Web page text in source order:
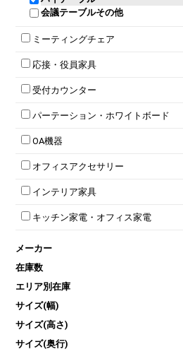
会議テーブルその他
ミーティングチェア
キャスター付きミーティングチェア
スタッキングミーティングチェア
テーブル付きミーティングチェア
折りたたみミーティングチェア
ハイチェア
ミーティングチェアその他
応接・役員家具
応接セット
応接ソファ
応接チェア
応接・役員家具その他
受付カウンター
ハイカウンター
ローカウンター
ラウンジカウンター
パーテーション・ホワイトボード
パーテーション
自立タイプパーテーション
パーテーションその他
壁掛けホワイトボード
ホワイトボードその他
OA機器
電話機（ビジネスフォン）
シュレッダー
スクリーン
その他OA機器
オフィスアクセサリー
チェア用台車
演台・講演台・演説台
防音パネル
コートハンガー・ポールハンガー
傘立て
食器棚・キッチンキャビネット
カタログスタンド
オフィスアクセサリーその他
インテリア家具
モールドチェア
ダイニングチェア
カウンターテーブル
センターテーブル・サイドテーブル
ベンチ・スツール
ソファ
シェルフ
ダストボックス（ゴミ箱）
インテリア家具その他
キッチン家電・オフィス家電
冷蔵庫・洗濯機
空気清浄機・加湿器
液晶テレビ・モニター類
エアコン
照明機器
掃除機
季節家電
メーカー
在庫数
エリア別在庫
サイズ(幅)
サイズ(高さ)
サイズ(奥行)